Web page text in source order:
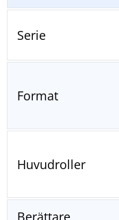
Serie
Format
Huvudroller
Berättare